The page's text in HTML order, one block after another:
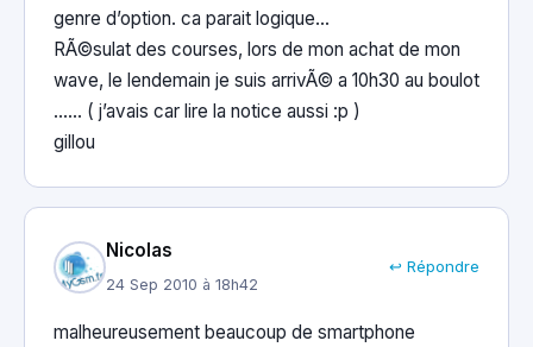
genre d’option. ca parait logique…
RÃ©sulat des courses, lors de mon achat de mon
wave, le lendemain je suis arrivÃ© a 10h30 au boulot
…… ( j’avais car lire la notice aussi :p )
gillou
Nicolas
24 Sep 2010 à 18h42
↩ Répondre
malheureusement beaucoup de smartphone